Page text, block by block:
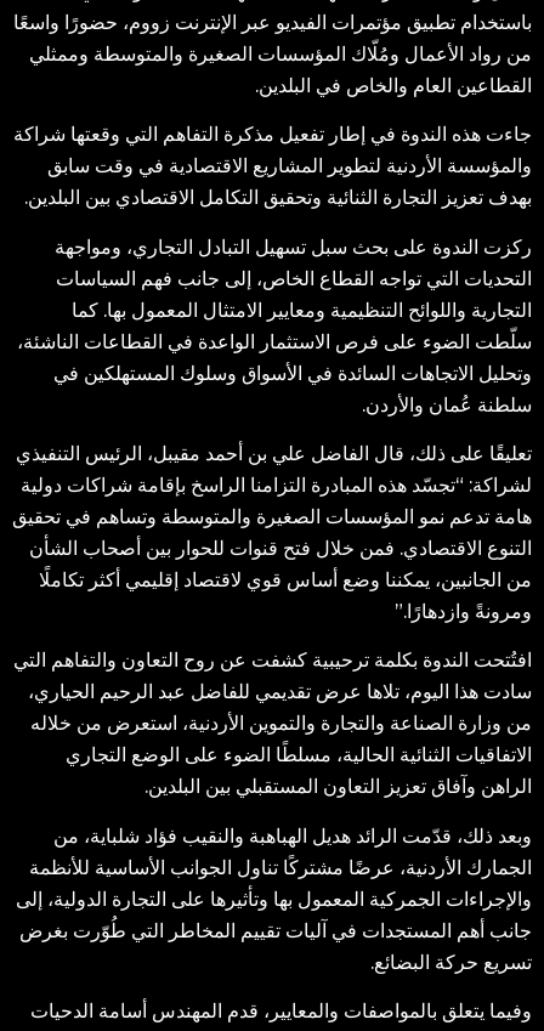
باستخدام تطبيق مؤتمرات الفيديو عبر الإنترنت زووم، حضورًا واسعًا
من رواد الأعمال ومُلّاك المؤسسات الصغيرة والمتوسطة وممثلي
القطاعين العام والخاص في البلدين.
جاءت هذه الندوة في إطار تفعيل مذكرة التفاهم التي وقعتها شراكة
والمؤسسة الأردنية لتطوير المشاريع الاقتصادية في وقت سابق
بهدف تعزيز التجارة الثنائية وتحقيق التكامل الاقتصادي بين البلدين.
ركزت الندوة على بحث سبل تسهيل التبادل التجاري، ومواجهة
التحديات التي تواجه القطاع الخاص، إلى جانب فهم السياسات
التجارية واللوائح التنظيمية ومعايير الامتثال المعمول بها. كما
سلّطت الضوء على فرص الاستثمار الواعدة في القطاعات الناشئة،
وتحليل الاتجاهات السائدة في الأسواق وسلوك المستهلكين في
سلطنة عُمان والأردن.
تعليقًا على ذلك، قال الفاضل علي بن أحمد مقيبل، الرئيس التنفيذي
لشراكة: “تجسّد هذه المبادرة التزامنا الراسخ بإقامة شراكات دولية
هامة تدعم نمو المؤسسات الصغيرة والمتوسطة وتساهم في تحقيق
التنوع الاقتصادي. فمن خلال فتح قنوات للحوار بين أصحاب الشأن
من الجانبين، يمكننا وضع أساس قوي لاقتصاد إقليمي أكثر تكاملًا
ومرونةً وازدهارًا.”
افتُتحت الندوة بكلمة ترحيبية كشفت عن روح التعاون والتفاهم التي
سادت هذا اليوم، تلاها عرض تقديمي للفاضل عبد الرحيم الحياري،
من وزارة الصناعة والتجارة والتموين الأردنية، استعرض من خلاله
الاتفاقيات الثنائية الحالية، مسلطًا الضوء على الوضع التجاري
الراهن وآفاق تعزيز التعاون المستقبلي بين البلدين.
وبعد ذلك، قدّمت الرائد هديل الهباهبة والنقيب فؤاد شلباية، من
الجمارك الأردنية، عرضًا مشتركًا تناول الجوانب الأساسية للأنظمة
والإجراءات الجمركية المعمول بها وتأثيرها على التجارة الدولية، إلى
جانب أهم المستجدات في آليات تقييم المخاطر التي طُوّرت بغرض
تسريع حركة البضائع.
وفيما يتعلق بالمواصفات والمعايير، قدم المهندس أسامة الدحيات